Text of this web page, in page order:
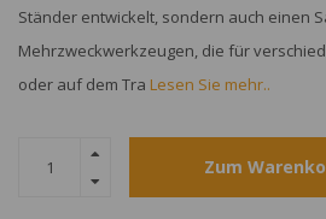
Ständer entwickelt, sondern auch einen
Mehrzweckwerkzeugen, die für
oder auf dem Tra Lesen Sie mehr..
Zum